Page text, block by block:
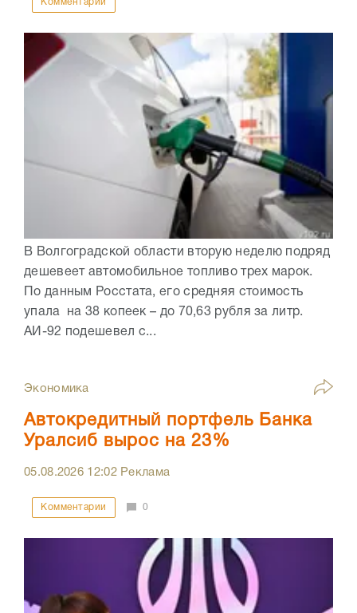
Комментарии
В Волгоградской области вторую неделю подряд
дешевеет автомобильное топливо трех марок.
По данным Росстата, его средняя стоимость
упала на 38 копеек – до 70,63 рубля за литр.
АИ-92 подешевел с...
Экономика
Автокредитный портфель Банка
Уралсиб вырос на 23%
05.08.2026 12:02Реклама
Комментарии 0